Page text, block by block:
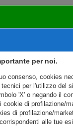
per noi.
consenso, cookies
per l'utilizzo del
'X' o negando il
cookie di profilazione/
di profilazione/
alle tue